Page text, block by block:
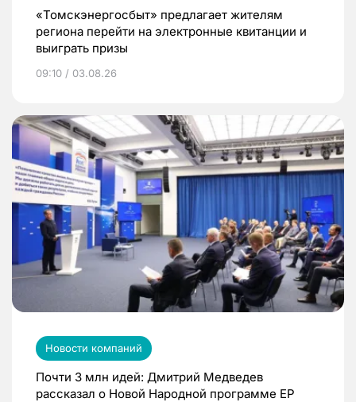
«Томскэнергосбыт» предлагает жителям
региона перейти на электронные квитанции и
выиграть призы
09:10 / 03.08.26
Новости компаний
Почти 3 млн идей: Дмитрий Медведев
рассказал о Новой Народной программе ЕР